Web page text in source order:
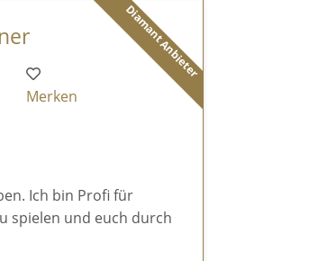
Diamant Anbieter
Merken
Ich bin Profi für
spielen und euch durch